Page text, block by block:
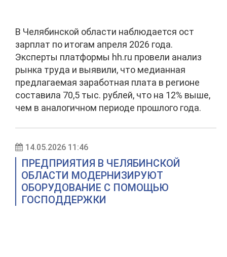
В Челябинской области наблюдается ост
зарплат по итогам апреля 2026 года.
Эксперты платформы hh.ru провели анализ
рынка труда и выявили, что медианная
предлагаемая заработная плата в регионе
составила 70,5 тыс. рублей, что на 12% выше,
чем в аналогичном периоде прошлого года.
14.05.2026 11:46
ПРЕДПРИЯТИЯ В ЧЕЛЯБИНСКОЙ
ОБЛАСТИ МОДЕРНИЗИРУЮТ
ОБОРУДОВАНИЕ С ПОМОЩЬЮ
ГОСПОДДЕРЖКИ